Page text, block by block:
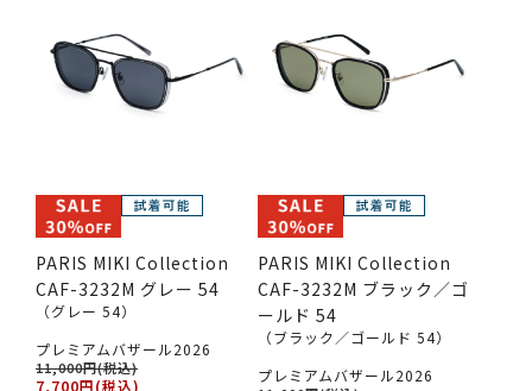
PARIS MIKI Collection
CAF-3232M グレー 54
（グレー 54）
プレミアムバザール2026
11,000円(税込)
7,700円(税込)
PARIS MIKI Collection
CAF-3232M ブラック／ゴ
ールド 54
（ブラック／ゴールド 54）
プレミアムバザール2026